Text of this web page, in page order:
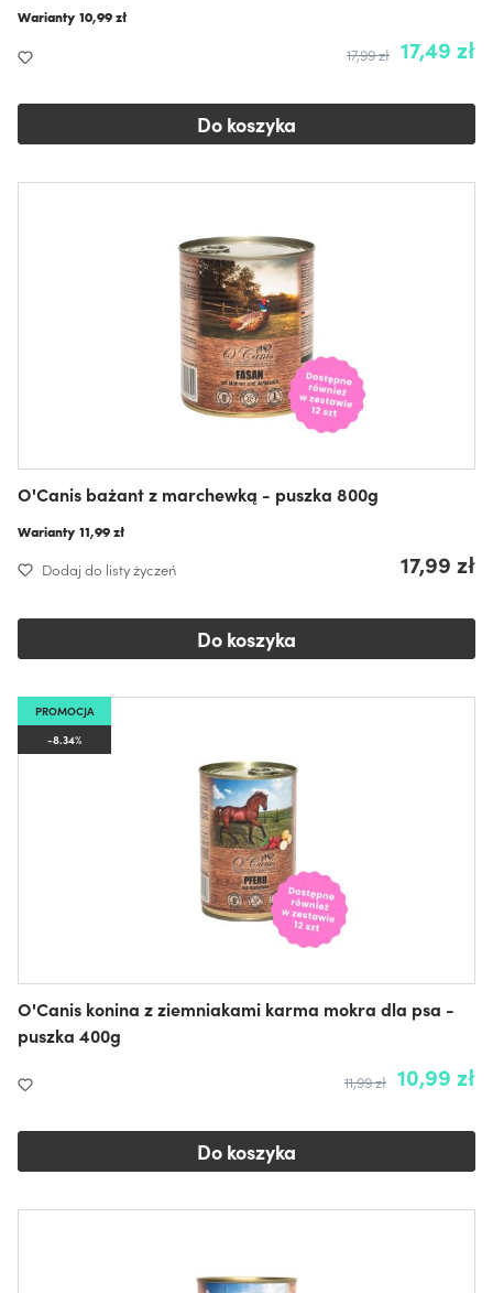
Warianty 10,99 zł
17,49 zł
17,99 zł
Do koszyka
O'Canis bażant z marchewką - puszka 800g
Warianty 11,99 zł
Dodaj do listy życzeń 17,99 zł
Do koszyka
PROMOCJA
-8.34%
O'Canis konina z ziemniakami karma mokra dla psa -
puszka 400g
10,99 zł
11,99 zł
Do koszyka